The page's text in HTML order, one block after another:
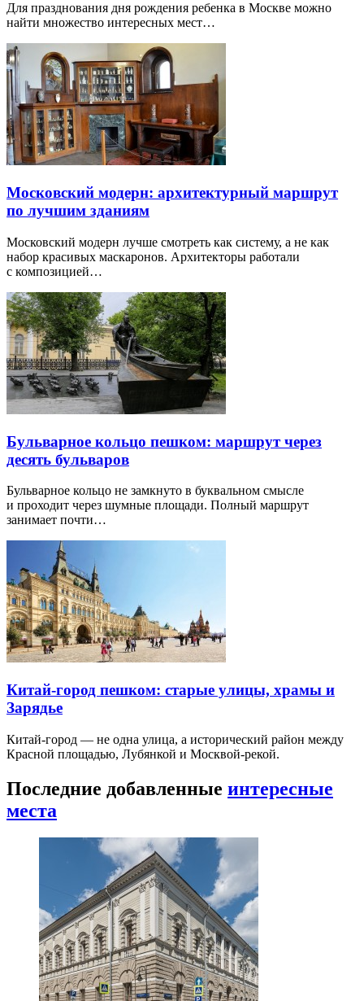
Для празднования дня рождения ребенка в Москве можно
найти множество интересных мест…
Московский модерн: архитектурный маршрут
по лучшим зданиям
Московский модерн лучше смотреть как систему, а не как
набор красивых маскаронов. Архитекторы работали
с композицией…
Бульварное кольцо пешком: маршрут через
десять бульваров
Бульварное кольцо не замкнуто в буквальном смысле
и проходит через шумные площади. Полный маршрут
занимает почти…
Китай-город пешком: старые улицы, храмы и
Зарядье
Китай-город — не одна улица, а исторический район между
Красной площадью, Лубянкой и Москвой-рекой.
Последние добавленные интересные
места